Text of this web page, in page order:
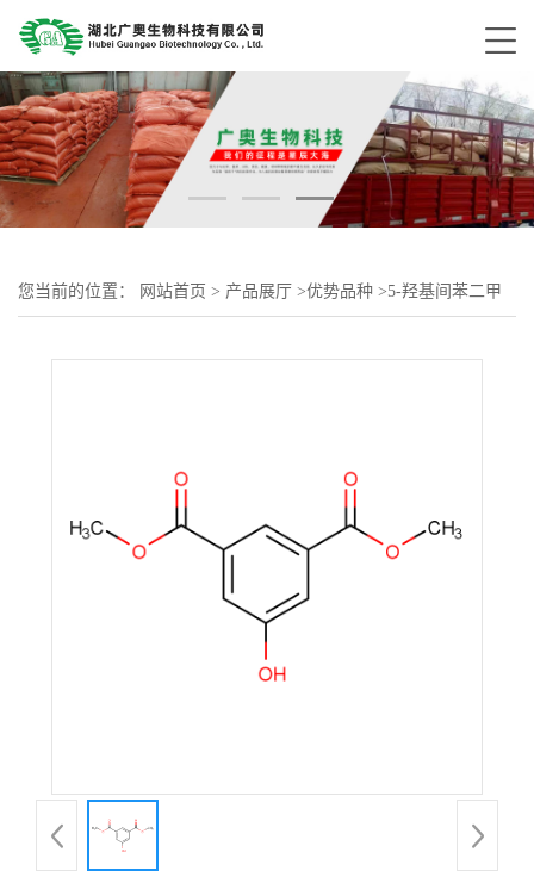
您当前的位置： 网站首页 > 产品展厅 >优势品种 >5-羟基间苯二甲